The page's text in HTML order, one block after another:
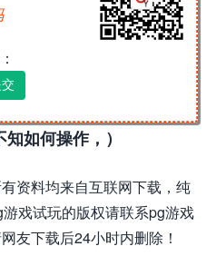
如何操作，）
资料均来自互联网下载，纯
戏试玩的版权请联系pg游戏
友下载后24小时内删除！